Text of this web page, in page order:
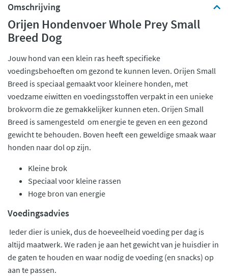
Omschrijving
Orijen Hondenvoer Whole Prey Small
Breed Dog
Jouw hond van een klein ras heeft specifieke
voedingsbehoeften om gezond te kunnen leven. Orijen Small
Breed is speciaal gemaakt voor kleinere honden, met
voedzame eiwitten en voedingsstoffen verpakt in een unieke
brokvorm die ze gemakkelijker kunnen eten. Orijen Small
Breed is samengesteld om energie te geven en een gezond
gewicht te behouden. Boven heeft een geweldige smaak waar
honden naar dol op zijn.
Kleine brok
Speciaal voor kleine rassen
Hoge bron van energie
Voedingsadvies
Ieder dier is uniek, dus de hoeveelheid voeding per dag is
altijd maatwerk. We raden je aan het gewicht van je huisdier in
de gaten te houden en waar nodig de voeding (en snacks) op
aan te passen.